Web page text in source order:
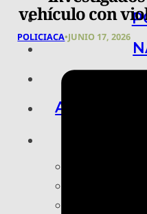
ARTE,
vehículo con
POLICIACA•JUNIO 17, 2026